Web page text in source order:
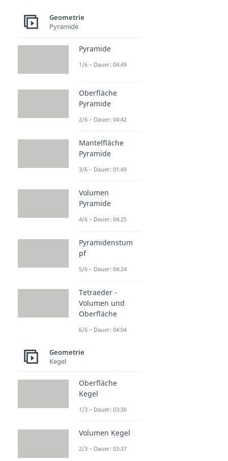
Geometrie
Pyramide
Pyramide
1/6 – Dauer: 04:49
Oberfläche
Pyramide
2/6 – Dauer: 04:42
Mantelfläche
Pyramide
3/6 – Dauer: 01:49
Volumen
Pyramide
4/6 – Dauer: 04:25
Pyramidenstum
pf
5/6 – Dauer: 04:24
Tetraeder -
Volumen und
Oberfläche
6/6 – Dauer: 04:04
Geometrie
Kegel
Oberfläche
Kegel
1/3 – Dauer: 03:30
Volumen Kegel
2/3 – Dauer: 03:37